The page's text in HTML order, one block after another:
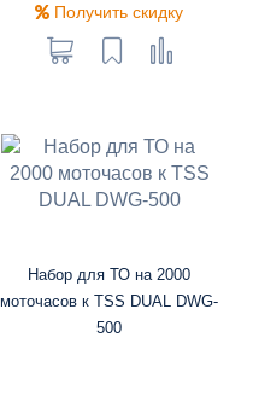
Получить скидку
Набор для ТО на 2000
моточасов к TSS DUAL DWG-
500